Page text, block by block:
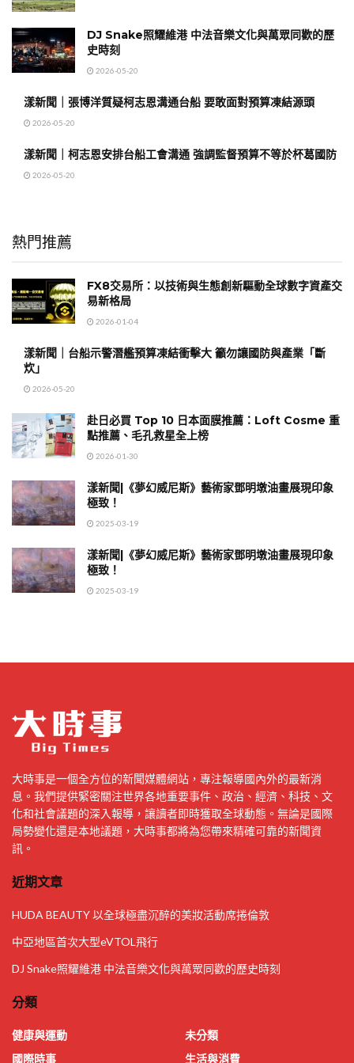
DJ Snake照耀維港 中法音樂文化與萬眾同歡的歷
史時刻
2026-05-20
漾新聞｜張博洋質疑柯志恩溝通台船 要敢面對預算凍結源頭
2026-05-20
漾新聞｜柯志恩安排台船工會溝通 強調監督預算不等於杯葛國防
2026-05-20
熱門推薦
FX8交易所：以技術與生態創新驅動全球數字資產交
易新格局
2026-01-04
漾新聞｜台船示警潛艦預算凍結衝擊大 籲勿讓國防與產業「斷
炊」
2026-05-20
赴日必買 Top 10 日本面膜推薦：Loft Cosme 重
點推薦、毛孔救星全上榜
2026-01-30
漾新聞|《夢幻威尼斯》藝術家鄧明墩油畫展現印象
極致！
2025-03-19
漾新聞|《夢幻威尼斯》藝術家鄧明墩油畫展現印象
極致！
2025-03-19
大時事是一個全方位的新聞媒體網站，專注報導國內外的最新消
息。我們提供緊密關注世界各地重要事件、政治、經濟、科技、文
化和社會議題的深入報導，讓讀者即時獲取全球動態。無論是國際
局勢變化還是本地議題，大時事都將為您帶來精確可靠的新聞資
訊。
近期文章
HUDA BEAUTY 以全球極盡沉醉的美妝活動席捲倫敦
中亞地區首次大型eVTOL飛行
DJ Snake照耀維港 中法音樂文化與萬眾同歡的歷史時刻
分類
健康與運動
國際時事
未分類
生活與消費